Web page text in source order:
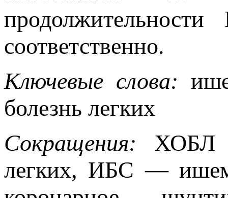
соответственно.
Ключевые слова:
болезнь легких
Сокращения: ХОБЛ
легких, ИБС —